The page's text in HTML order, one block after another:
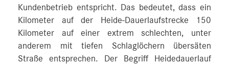
Kundenbetrieb entspricht. Das bedeutet, dass ein
Kilometer auf der Heide-Dauerlaufstrecke 150
Kilometer auf einer extrem schlechten, unter
anderem mit tiefen Schlaglöchern übersäten
Straße entsprechen. Der Begriff Heidedauerlauf